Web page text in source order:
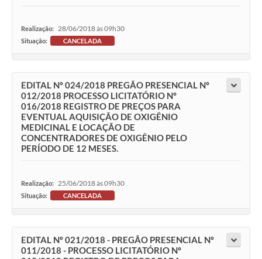
Realização: 28/06/2018 às 09h30
Situação: CANCELADA
EDITAL Nº 024/2018 PREGÃO PRESENCIAL Nº
012/2018 PROCESSO LICITATÓRIO Nº
016/2018 REGISTRO DE PREÇOS PARA
EVENTUAL AQUISIÇÃO DE OXIGÊNIO
MEDICINAL E LOCAÇÃO DE
CONCENTRADORES DE OXIGÊNIO PELO
PERÍODO DE 12 MESES.
Realização: 25/06/2018 às 09h30
Situação: CANCELADA
EDITAL Nº 021/2018 - PREGÃO PRESENCIAL Nº
011/2018 - PROCESSO LICITATÓRIO Nº